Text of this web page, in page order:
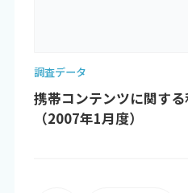
調査データ
携帯コンテンツに関す
（2007年1月度）